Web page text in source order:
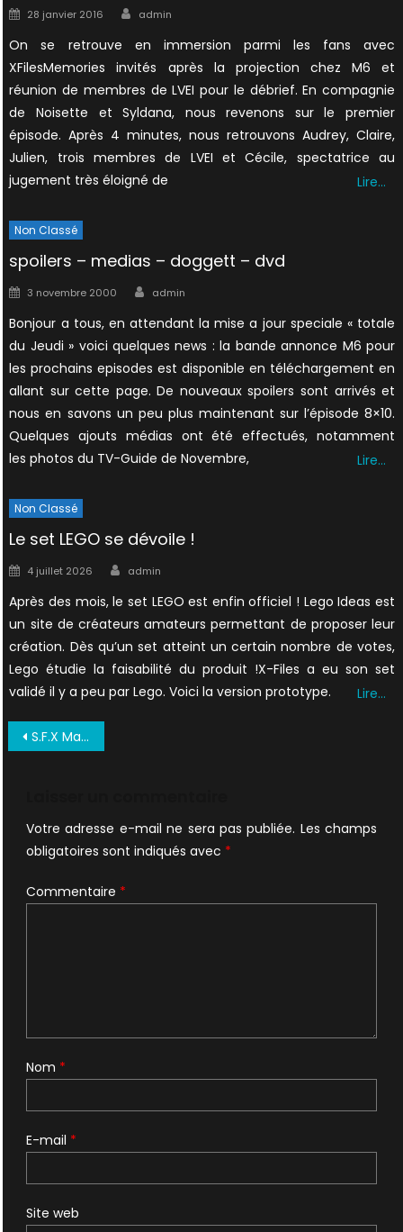
Posted
28 janvier 2016 Author
admin
On se retrouve en immersion parmi les fans avec
XFilesMemories invités après la projection chez M6 et
réunion de membres de LVEI pour le débrief. En compagnie
de Noisette et Syldana, nous revenons sur le premier
épisode. Après 4 minutes, nous retrouvons Audrey, Claire,
Julien, trois membres de LVEI et Cécile, spectatrice au
jugement très éloigné de
Lire…
Non Classé
spoilers – medias – doggett – dvd
Posted
3 novembre 2000 Author
admin
Bonjour a tous, en attendant la mise a jour speciale « totale
du Jeudi » voici quelques news : la bande annonce M6 pour
les prochains episodes est disponible en téléchargement en
allant sur cette page. De nouveaux spoilers sont arrivés et
nous en savons un peu plus maintenant sur l’épisode 8×10.
Quelques ajouts médias ont été effectués, notamment
les photos du TV-Guide de Novembre,
Lire…
Non Classé
Le set LEGO se dévoile !
Posted
4 juillet 2026 Author
admin
Après des mois, le set LEGO est enfin officiel ! Lego Ideas est
un site de créateurs amateurs permettant de proposer leur
création. Dès qu’un set atteint un certain nombre de votes,
Lego étudie la faisabilité du produit !X-Files a eu son set
validé il y a peu par Lego. Voici la version prototype.
Lire…
Navigation
S.F.X Mai 1996 06
Votre adresse e-mail ne sera pas publiée. Les champs
obligatoires sont indiqués avec *
Commentaire *
Nom *
E-mail *
Site web